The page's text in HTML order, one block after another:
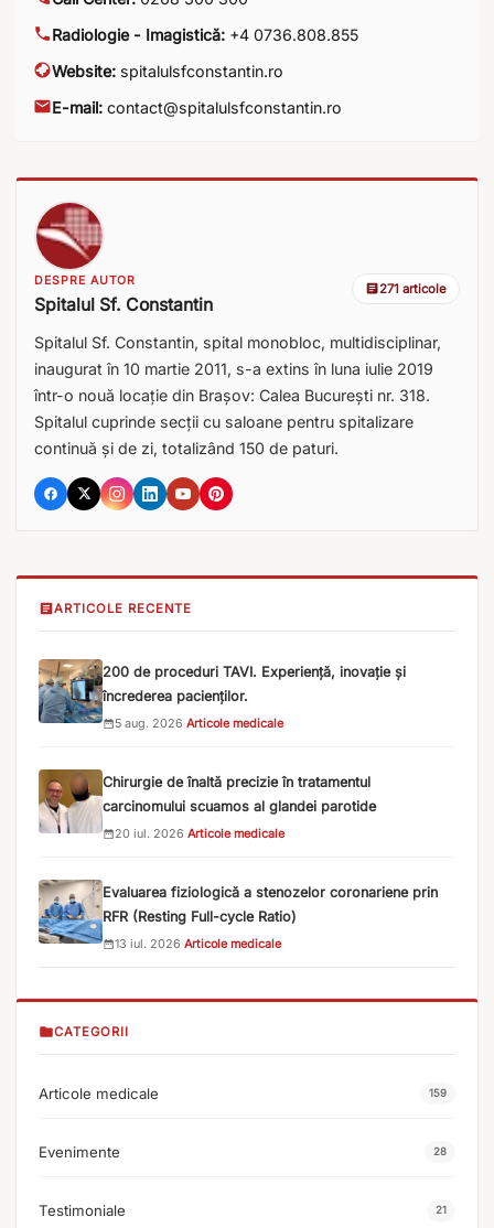
Radiologie - Imagistică: +4 0736.808.855
Website: spitalulsfconstantin.ro
E-mail: contact@spitalulsfconstantin.ro
DESPRE AUTOR
Spitalul Sf. Constantin
271 articole
Spitalul Sf. Constantin, spital monobloc, multidisciplinar,
inaugurat în 10 martie 2011, s-a extins în luna iulie 2019
într-o nouă locație din Brașov: Calea București nr. 318.
Spitalul cuprinde secții cu saloane pentru spitalizare
continuă și de zi, totalizând 150 de paturi.
ARTICOLE RECENTE
200 de proceduri TAVI. Experiență, inovație și
încrederea pacienților.
5 aug. 2026·Articole medicale
Chirurgie de înaltă precizie în tratamentul
carcinomului scuamos al glandei parotide
20 iul. 2026·Articole medicale
Evaluarea fiziologică a stenozelor coronariene prin
RFR (Resting Full-cycle Ratio)
13 iul. 2026·Articole medicale
CATEGORII
Articole medicale 159
Evenimente 28
Testimoniale 21